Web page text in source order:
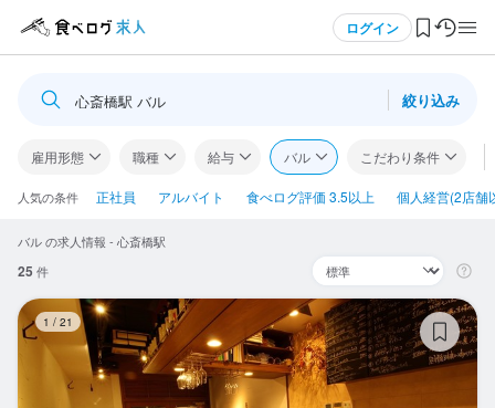
ログイン
ログイン・無料会員登録
食べログ求人TOP
求人検索
閲覧履歴
気になる求人
心斎橋駅 バル 絞り込み
雇用形態 職種 給与 バル こだわり条件
人気の条件 正社員 アルバイト 食べログ評価 3.5以上 個人経営(2店舗
バル の求人情報 - 心斎橋駅
25 件
1 / 21